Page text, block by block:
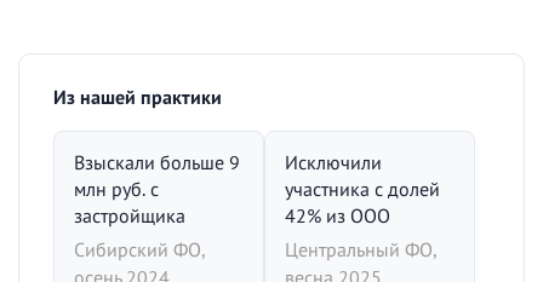
Из нашей практики
Взыскали больше 9
млн руб. с
застройщика
Сибирский ФО,
осень 2024
Исключили
участника с долей
42% из ООО
Центральный ФО,
весна 2025